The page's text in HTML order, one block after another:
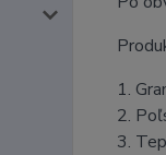
1.
2.
3.